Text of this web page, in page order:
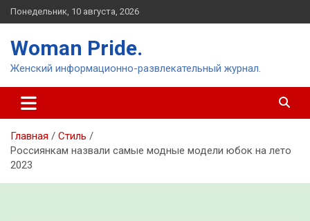
Перейти
к
Понедельник, 10 августа, 2026
Woman Pride.
Женский информационно-развлекательный журнал.
Главная
Стиль
Россиянкам назвали самые модные модели юбок на лето
2023